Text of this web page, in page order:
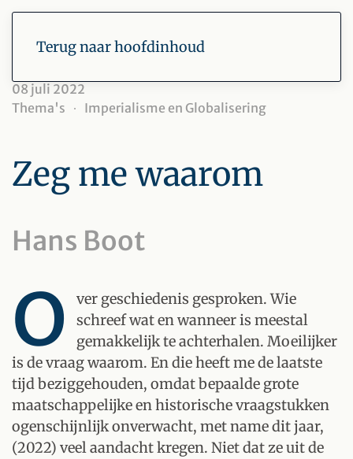
Terug naar hoofdinhoud
08 juli 2022
Thema's
Imperialisme en Globalisering
Zeg me waarom
Hans Boot
O
ver geschiedenis gesproken. Wie
schreef wat en wanneer is meestal
gemakkelijk te achterhalen. Moeilijker
is de vraag waarom. En die heeft me de laatste
tijd beziggehouden, omdat bepaalde grote
maatschappelijke en historische vraagstukken
ogenschijnlijk onverwacht, met name dit jaar,
(2022) veel aandacht kregen. Niet dat ze uit de